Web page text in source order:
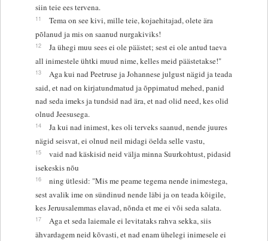
siin teie ees tervena.
11
Tema on see kivi, mille teie, kojaehitajad, olete ära
põlanud ja mis on saanud nurgakiviks!
12
Ja ühegi muu sees ei ole päästet; sest ei ole antud taeva
all inimestele ühtki muud nime, kelles meid päästetakse!"
13
Aga kui nad Peetruse ja Johannese julgust nägid ja teada
said, et nad on kirjatundmatud ja õppimatud mehed, panid
nad seda imeks ja tundsid nad ära, et nad olid need, kes olid
olnud Jeesusega.
14
Ja kui nad inimest, kes oli terveks saanud, nende juures
nägid seisvat, ei olnud neil midagi öelda selle vastu,
15
vaid nad käskisid neid välja minna Suurkohtust, pidasid
isekeskis nõu
16
ning ütlesid: "Mis me peame tegema nende inimestega,
sest avalik ime on sündinud nende läbi ja on teada kõigile,
kes Jeruusalemmas elavad, nõnda et me ei või seda salata.
17
Aga et seda laiemale ei levitataks rahva sekka, siis
ähvardagem neid kõvasti, et nad enam ühelegi inimesele ei